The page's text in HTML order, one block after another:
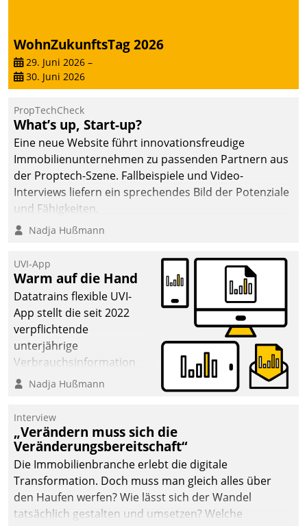
WohnZukunftsTag 2026
29. Juni 2026 –
30. Juni 2026
PropTechCheck
What’s up, Start-up?
Eine neue Website führt innovationsfreudige
Immobilienunternehmen zu passenden Partnern aus
der Proptech-Szene. Fallbeispiele und Video-
Interviews liefern ein sprechendes Bild der Potenziale
und Fähigkeiten.
Nadja Hußmann
UVI-App
Warm auf die Hand
Datatrains flexible UVI-
App stellt die seit 2022
verpflichtende
unterjährige
Verbrauchsinformation
schnell, zuverlässig und
Die monatlichen
Mitteilungen zum
Heizungs- und
Wasserverbrauch gehen
automatisiert, vollständig
und auf Wunsch über
mehrere zuvor
Nadja Hußmann
Interview
„Verändern muss sich die
Veränderungsbereitschaft“
Die Immobilienbranche erlebt die digitale
Transformation. Doch muss man gleich alles über
den Haufen werfen? Wie lässt sich der Wandel
tatsächlich gestalten und umsetzen? Welche